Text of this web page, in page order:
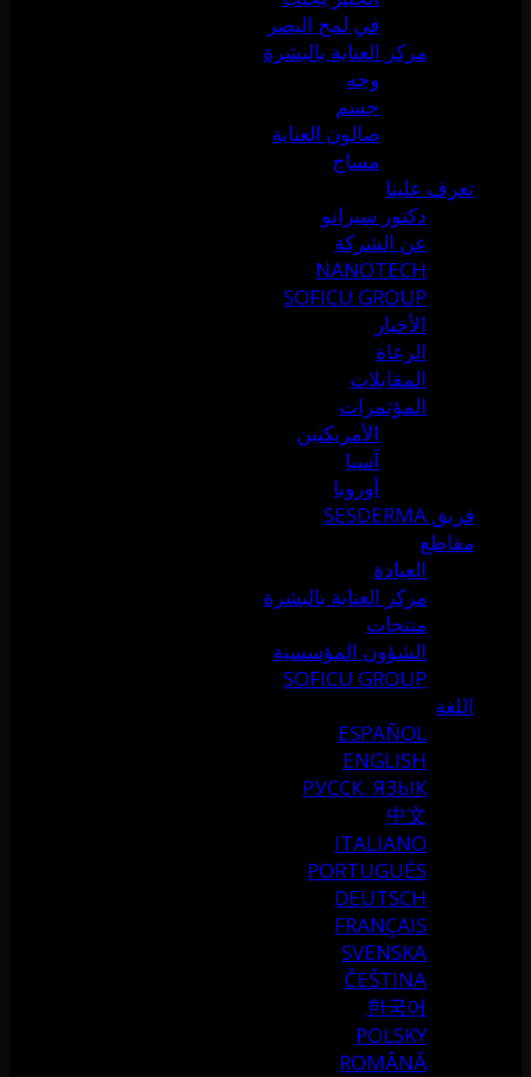
في لمح البصر
مركز العناية بالبشرة
وجه
جسم
صالون العناية
مساج
تعرف علينا
دكتور سيرانو
عن الشركة
NANOTECH
SOFICU GROUP
الأخبار
الرعاة
المقابلات
المؤتمرات
الأمريكتين
آسيا
أوروبا
فريق SESDERMA
مقاطع
العيادة
مركز العناية بالبشرة
منتجات
الشؤون المؤسسية
SOFICU GROUP
اللغة
ESPAÑOL
ENGLISH
РУССК. ЯЗЫК
中文
ITALIANO
PORTUGUÉS
DEUTSCH
FRANÇAIS
SVENSKA
ČEŠTINA
한국어
POLSKY
ROMÂNĂ